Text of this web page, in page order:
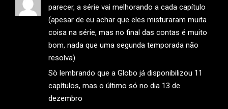
parecer, a série vai melhorando a cada capítulo
(apesar de eu achar que eles misturaram muita
coisa na série, mas no final das contas é muito
bom, nada que uma segunda temporada não
resolva)
Sò lembrando que a Globo já disponibilizou 11
capítulos, mas o último só no dia 13 de
dezembro